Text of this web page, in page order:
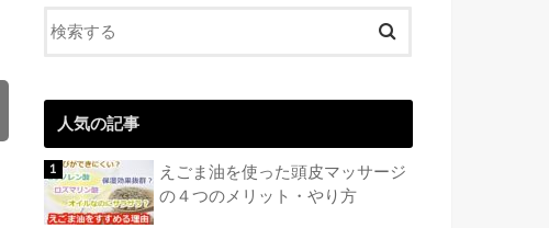
人気の記事
えごま油を使った頭皮マッサージ
の４つのメリット・やり方